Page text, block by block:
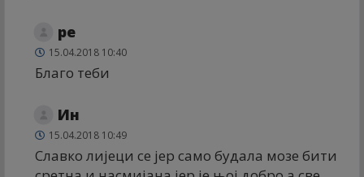
ре
15.04.2018 10:40
Благо теби
Ин
15.04.2018 10:49
Славко лијеци се јер само будала мозе бити